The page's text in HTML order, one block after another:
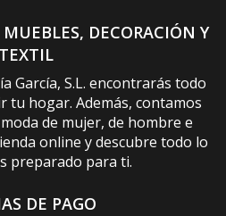
DECORACIÓN Y
TEXTIL
García, S.L. encontrarás todo
tu hogar. Además, contamos
de mujer, de hombre e
online y descubre todo lo
preparado para ti.
DE PAGO